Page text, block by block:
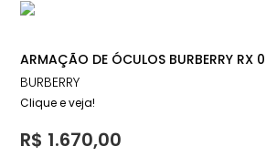
ARMAÇÃO DE ÓCULOS BURBERRY RX
BURBERRY
Clique e veja!
R$ 1.670,00